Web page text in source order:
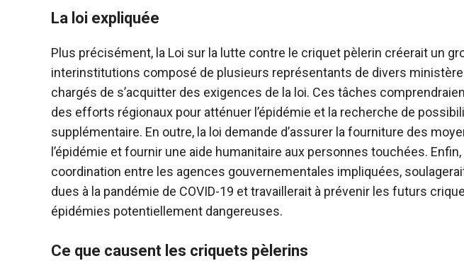
La loi expliquée
Plus précisément, la Loi sur la lutte contre le criquet pèlerin créerait un
interinstitutions composé de plusieurs représentants de divers
chargés de s’acquitter des exigences de la loi. Ces tâches
des efforts régionaux pour atténuer l’épidémie et la recherche de
supplémentaire. En outre, la loi demande d’assurer la fourniture des
l’épidémie et fournir une aide humanitaire aux personnes touchées.
coordination entre les agences gouvernementales impliquées,
dues à la pandémie de COVID-19 et travaillerait à prévenir les futurs
épidémies potentiellement dangereuses.
Ce que causent les criquets pèlerins